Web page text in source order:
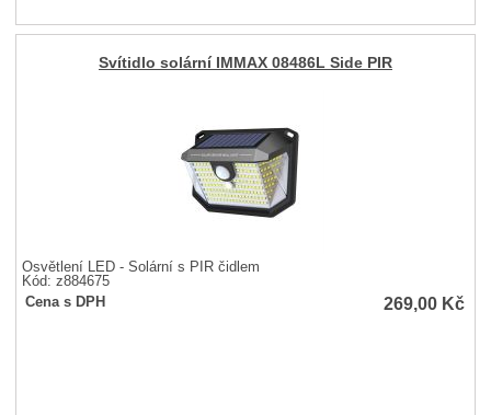
Svítidlo solární IMMAX 08486L Side PIR
Osvětlení LED - Solární s PIR čidlem
Kód: z884675
Cena s DPH
269,00 Kč